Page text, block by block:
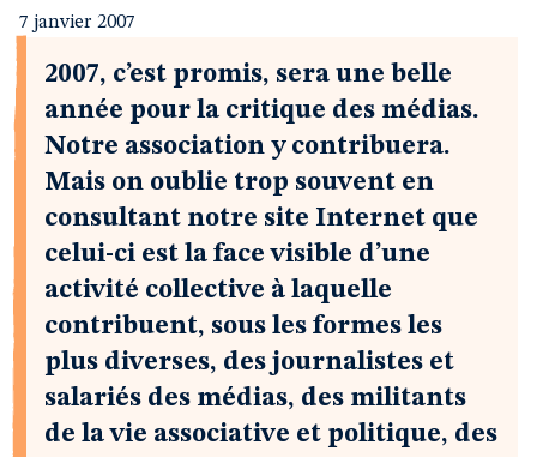
7 janvier 2007
2007, c’est promis, sera une belle
année pour la critique des médias.
Notre association y contribuera.
Mais on oublie trop souvent en
consultant notre site Internet que
celui-ci est la face visible d’une
activité collective à laquelle
contribuent, sous les formes les
plus diverses, des journalistes et
salariés des médias, des militants
de la vie associative et politique, des